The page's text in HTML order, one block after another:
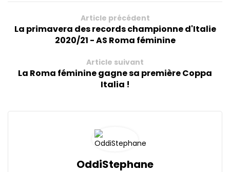
Article précédent
La primavera des records championne d'Italie
2020/21 - AS Roma féminine
Article suivant
La Roma féminine gagne sa première Coppa
Italia !
OddiStephane